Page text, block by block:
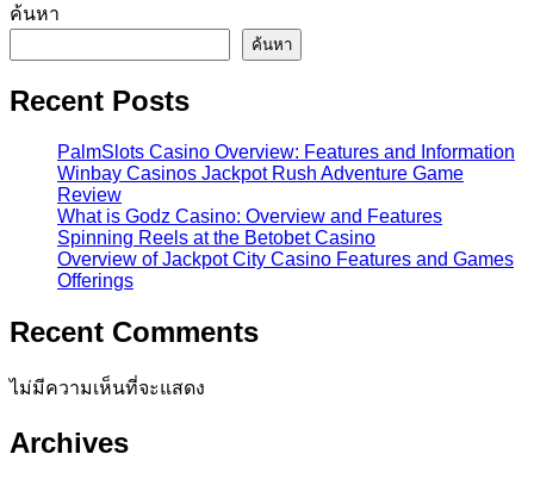
ค้นหา
ค้นหา
Recent Posts
PalmSlots Casino Overview: Features and Information
Winbay Casinos Jackpot Rush Adventure Game
Review
What is Godz Casino: Overview and Features
Spinning Reels at the Betobet Casino
Overview of Jackpot City Casino Features and Games
Offerings
Recent Comments
ไม่มีความเห็นที่จะแสดง
Archives